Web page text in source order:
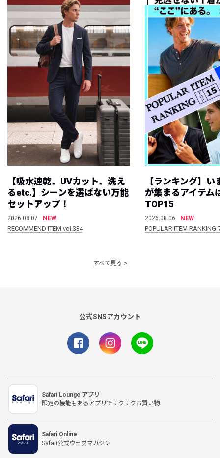
【吸水速乾、UVカット、洗え
るetc.】シーンを選ばない万能
セットアップ！
2026.08.07
NEW
RECOMMEND ITEM vol.334
【ランキング】
が集まるアイテム
TOP15
2026.08.06
NEW
POPULAR ITEM
すべて見る
公式SNSアカウント
Safari Lounge アプリ
限定の機能もあるアプリでサクサクお買い物
Safari Online
Safari公式ウェブマガジン